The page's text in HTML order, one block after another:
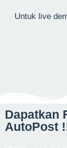
Untuk live
Dapatkan
AutoPost